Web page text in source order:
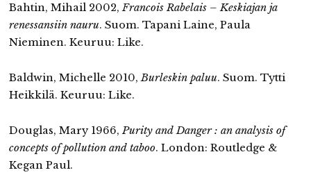
Bahtin, Mihail 2002,Francois Rabelais – Keskiajan ja
renessansiin nauru. Suom. Tapani Laine, Paula
Nieminen. Keuruu: Like.
Baldwin, Michelle 2010,Burleskin paluu. Suom. Tytti
Heikkilä. Keuruu: Like.
Douglas, Mary 1966, Purity and Danger : an analysis of
concepts of pollution and taboo. London: Routledge &
Kegan Paul.